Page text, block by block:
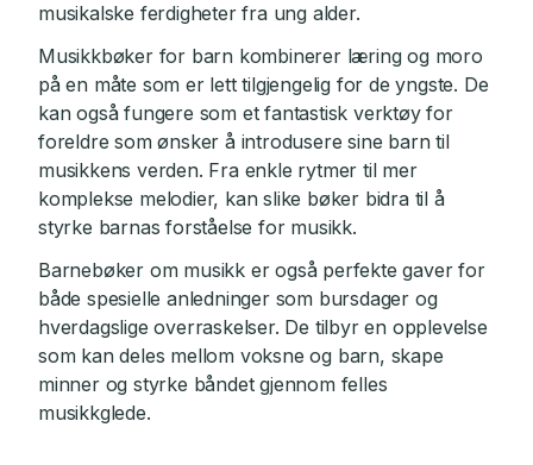
musikalske ferdigheter fra ung alder.
Musikkbøker for barn kombinerer læring og moro
på en måte som er lett tilgjengelig for de yngste. De
kan også fungere som et fantastisk verktøy for
foreldre som ønsker å introdusere sine barn til
musikkens verden. Fra enkle rytmer til mer
komplekse melodier, kan slike bøker bidra til å
styrke barnas forståelse for musikk.
Barnebøker om musikk er også perfekte gaver for
både spesielle anledninger som bursdager og
hverdagslige overraskelser. De tilbyr en opplevelse
som kan deles mellom voksne og barn, skape
minner og styrke båndet gjennom felles
musikkglede.